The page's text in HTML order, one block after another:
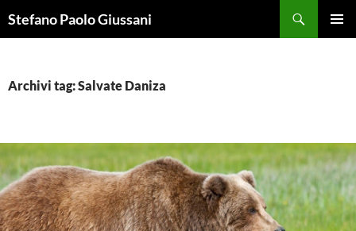
alStefano Paolo Giussani
Archivi tag: Salvate Daniza